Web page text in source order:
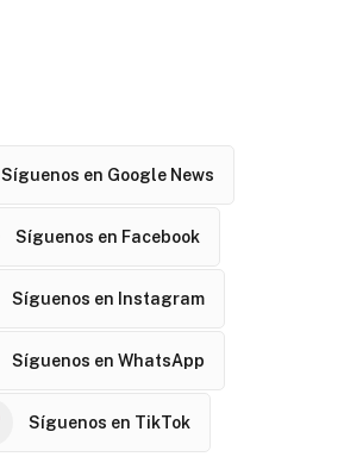
Síguenos en Google News
Síguenos en Facebook
Síguenos en Instagram
Síguenos en WhatsApp
Síguenos en TikTok